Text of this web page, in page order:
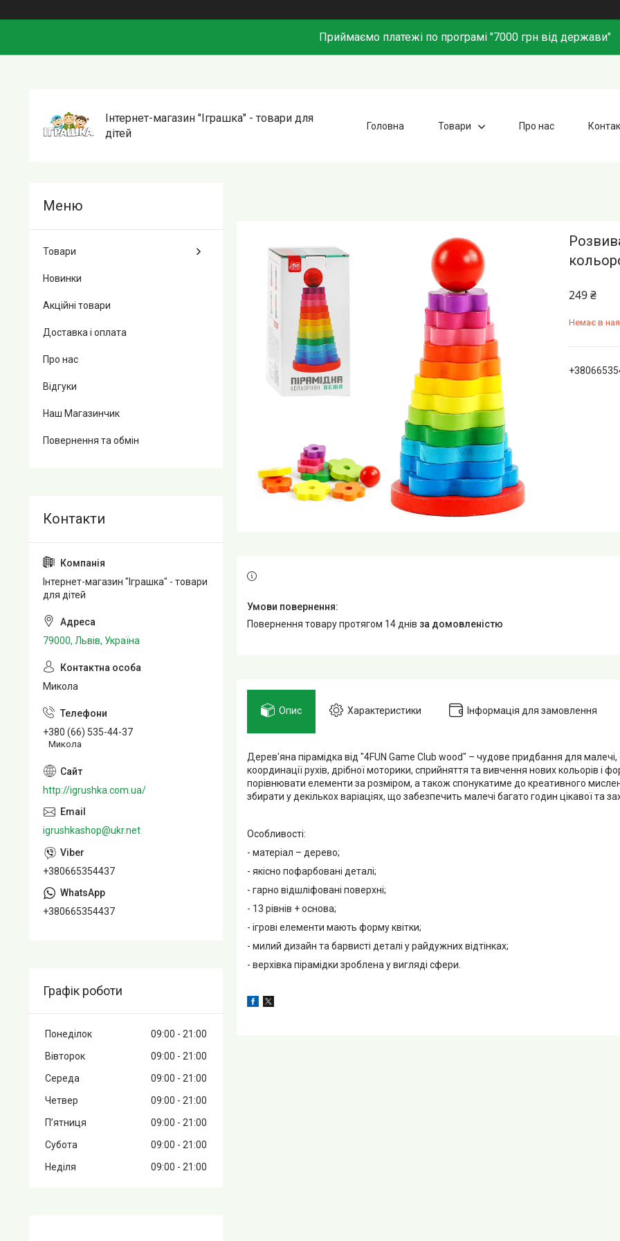
Приймаємо платежі по програмі "7000 грн від держави"
Інтернет-магазин "Іграшка" - товари для
дітей
Головна Товари Про нас
249 ₴
Немає в
повернення товару протягом 14 днів за домовленістю
Опис Характеристики Інформація для замовлення
Дерев'яна пірамідка від "4FUN Game Club wood" – чудове придбання для
координації рухів, дрібної моторики, сприйняття та вивчення нових кольорів і
порівнювати елементи за розміром, а також спонукатиме до креативного
збирати у декількох варіаціях, що забезпечить малечі багато годин цікавої та
Особливості:
- матеріал – дерево;
- якісно пофарбовані деталі;
- гарно відшліфовані поверхні;
- 13 рівнів + основа;
- ігрові елементи мають форму квітки;
- милий дизайн та барвисті деталі у райдужних відтінках;
- верхівка пірамідки зроблена у вигляді сфери.
Товари
Новинки
Акційні товари
Доставка і оплата
Про нас
Відгуки
Наш Магазинчик
Повернення та обмін
Інтернет-магазин "Іграшка" - товари
для дітей
79000, Львів, Україна
Микола
+380 (66) 535-44-37
Микола
http://igrushka.com.ua/
igrushkashop@ukr.net
+380665354437
+380665354437
Графік роботи
Понеділок 09:00
21:00
Вівторок
09:00
21:00
Середа
09:00
21:00
Четвер
09:00
21:00
Пʼятниця
09:00
21:00
Субота
09:00
21:00
Неділя
09:00 21:00